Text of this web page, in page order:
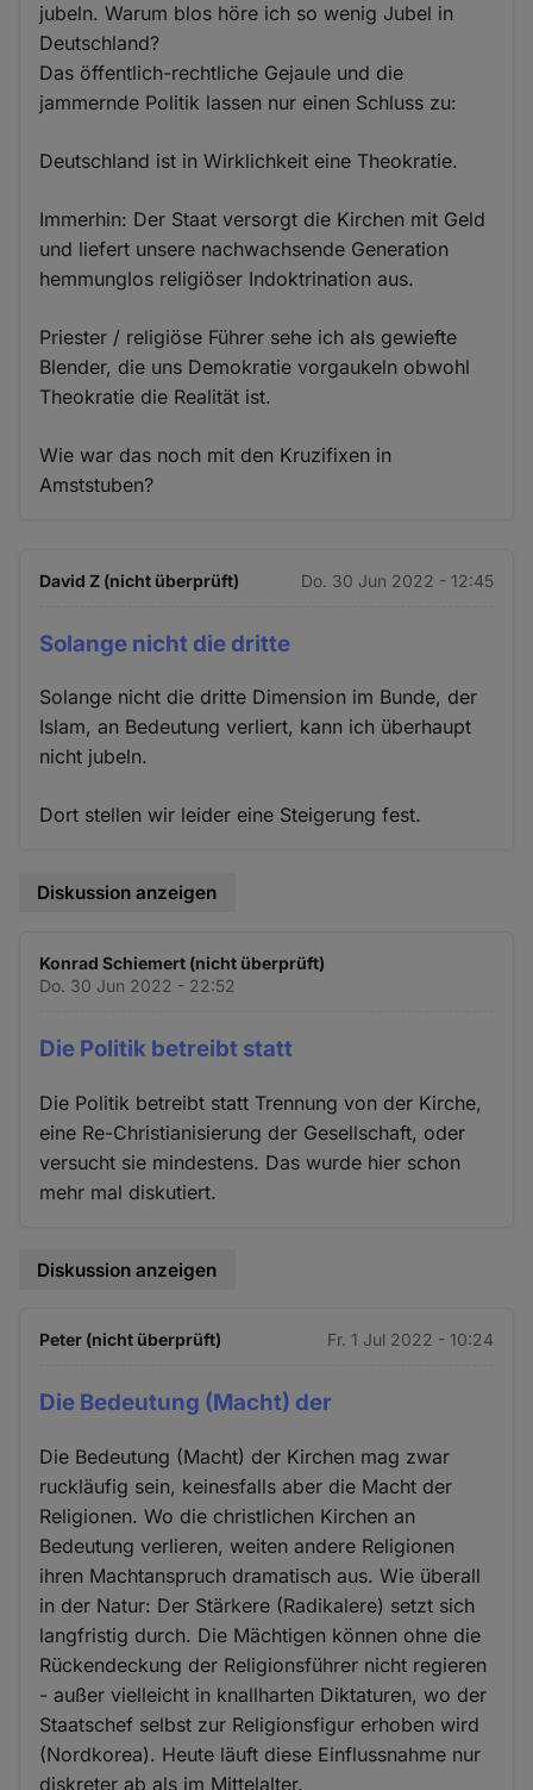
jubeln. Warum blos höre ich so wenig Jubel in
Deutschland?
Das öffentlich-rechtliche Gejaule und die
jammernde Politik lassen nur einen Schluss zu:
Deutschland ist in Wirklichkeit eine Theokratie.
Immerhin: Der Staat versorgt die Kirchen mit Geld
und liefert unsere nachwachsende Generation
hemmunglos religiöser Indoktrination aus.
Priester / religiöse Führer sehe ich als gewiefte
Blender, die uns Demokratie vorgaukeln obwohl
Theokratie die Realität ist.
Wie war das noch mit den Kruzifixen in
Amststuben?
David Z (nicht überprüft) Do. 30 Jun 2022 - 12:45
Solange nicht die dritte
Solange nicht die dritte Dimension im Bunde, der
Islam, an Bedeutung verliert, kann ich überhaupt
nicht jubeln.
Dort stellen wir leider eine Steigerung fest.
Diskussion anzeigen
Konrad Schiemert (nicht überprüft)
Do. 30 Jun 2022 - 22:52
Die Politik betreibt statt
Die Politik betreibt statt Trennung von der Kirche,
eine Re-Christianisierung der Gesellschaft, oder
versucht sie mindestens. Das wurde hier schon
mehr mal diskutiert.
Diskussion anzeigen
Peter (nicht überprüft) Fr. 1 Jul 2022 - 10:24
Die Bedeutung (Macht) der
Die Bedeutung (Macht) der Kirchen mag zwar
ruckläufig sein, keinesfalls aber die Macht der
Religionen. Wo die christlichen Kirchen an
Bedeutung verlieren, weiten andere Religionen
ihren Machtanspruch dramatisch aus. Wie überall
in der Natur: Der Stärkere (Radikalere) setzt sich
langfristig durch. Die Mächtigen können ohne die
Rückendeckung der Religionsführer nicht regieren
- außer vielleicht in knallharten Diktaturen, wo der
Staatschef selbst zur Religionsfigur erhoben wird
(Nordkorea). Heute läuft diese Einflussnahme nur
diskreter ab als im Mittelalter.